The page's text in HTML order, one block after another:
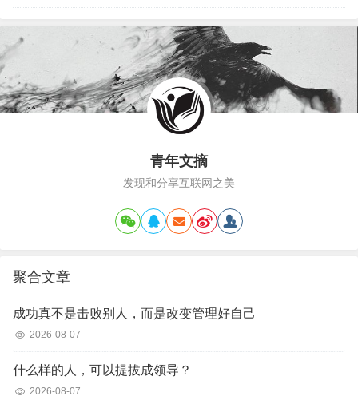
青年文摘
发现和分享互联网之美
聚合文章
成功真不是击败别人，而是改变管理好自己
2026-08-07
什么样的人，可以提拔成领导？
2026-08-07